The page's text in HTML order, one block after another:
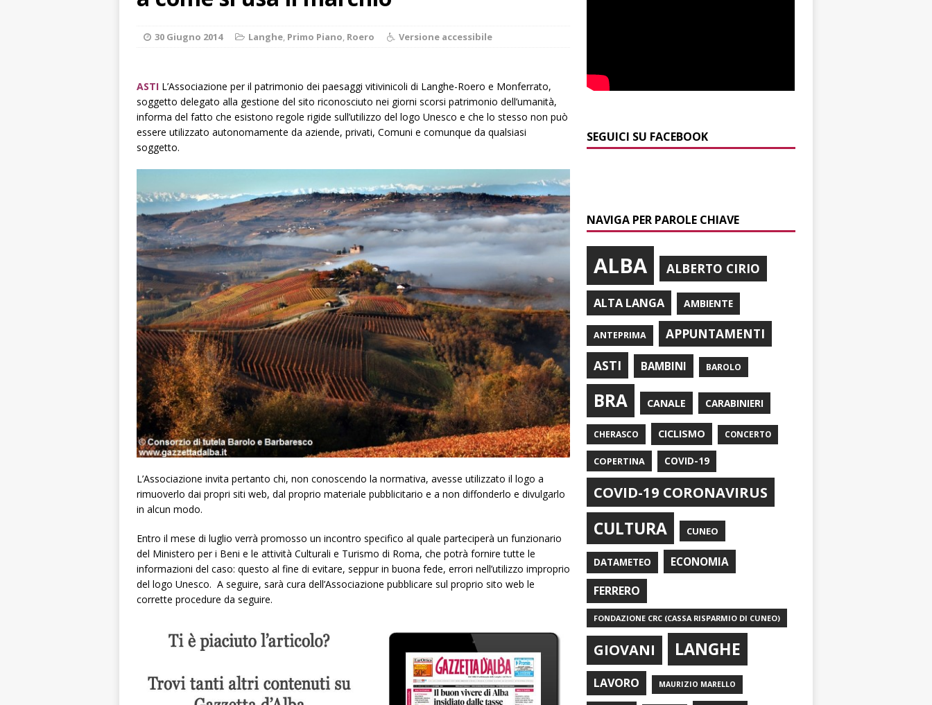
ALTRE NOTIZIE
Maltempo a Monticello d’Alba: crolla un palo dell’illuminazione
CULTURA
[ 7 Agosto 2026 ] Alba: lunedì 10 agosto tornano le “Notti del vino”
ALBA
vitello
PRIMO PIANO
[ 7 Agosto 2026 ] Rotary Club Bra: arriva il “Premio per l’Eccellenza” BRA
30 Giugno 2014 Langhe, Primo Piano, Roero Versione accessibile
ASTI L’Associazione per il patrimonio dei paesaggi vitivinicoli di Langhe-Roero e Monferrato,
soggetto delegato alla gestione del sito riconosciuto nei giorni scorsi patrimonio dell’umanità,
informa del fatto che esistono regole rigide sull’utilizzo del logo Unesco e che lo stesso non può
essere utilizzato autonomamente da aziende, privati, Comuni e comunque da qualsiasi
soggetto.
L’Associazione invita pertanto chi, non conoscendo la normativa, avesse utilizzato il logo a
rimuoverlo dai propri siti web, dal proprio materiale pubblicitario e a non diffonderlo e divulgarlo
in alcun modo.
Entro il mese di luglio verrà promosso un incontro specifico al quale parteciperà un funzionario
del Ministero per i Beni e le attività Culturali e Turismo di Roma, che potrà fornire tutte le
informazioni del caso: questo al fine di evitare, seppur in buona fede, errori nell’utilizzo improprio
del logo Unesco. A seguire, sarà cura dell’Associazione pubblicare sul proprio sito web le
corrette procedure da seguire.
SEGUICI SU FACEBOOK
NAVIGA PER PAROLE CHIAVE
ALBA ALBERTO CIRIO
ALTA LANGA AMBIENTE
ANTEPRIMA
APPUNTAMENTI
ASTI
BAMBINI BAROLO
BRA CANALE CARABINIERI
CHERASCO CICLISMO CONCERTO
COPERTINA COVID-19
COVID-19 CORONAVIRUS
CULTURA CUNEO
DATAMETEO ECONOMIA
FERRERO
FONDAZIONE CRC (CASSA RISPARMIO DI CUNEO)
GIOVANI LANGHE
LAVORO MAURIZIO MARELLO